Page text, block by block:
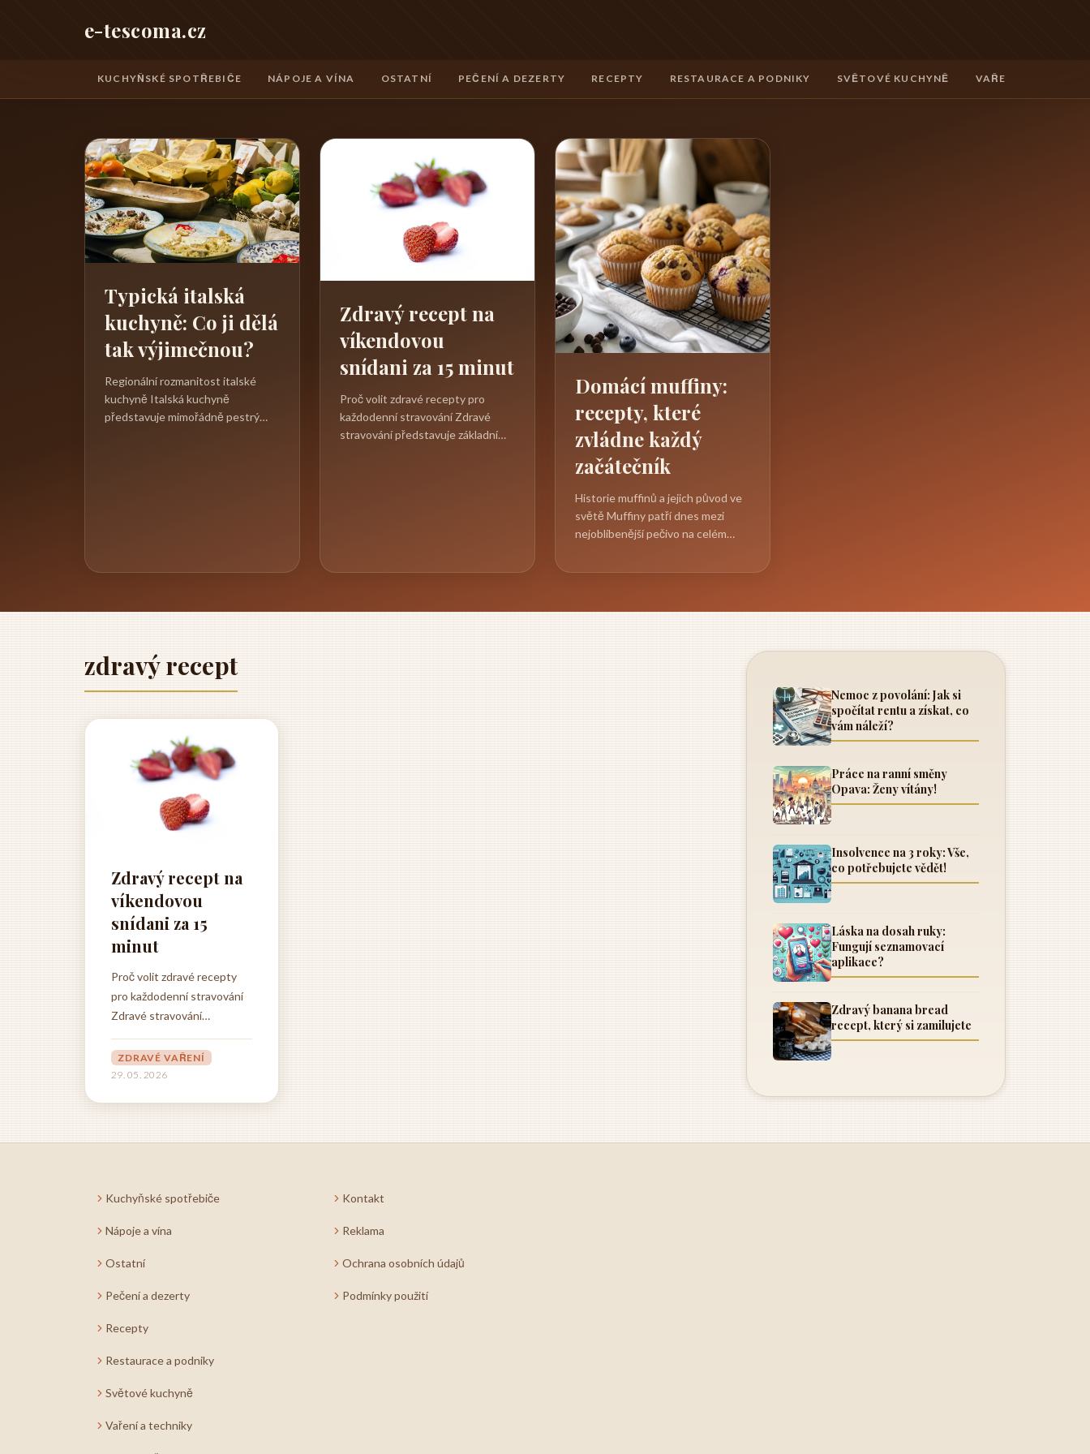
e-tescoma.cz
KUCHYŇSKÉ SPOTŘEBIČE NÁPOJE A VÍNA OSTATNÍ PEČENÍ A DEZERTY RECEPTY RESTAURACE A PODNIKY SVĚTOVÉ KUCHYNĚ VAŘENÍ A
Typická italská
kuchyně: Co ji dělá
tak výjimečnou?
Regionální rozmanitost italské
kuchyně Italská kuchyně
představuje mimořádně pestrý
Zdravý recept na
víkendovou
snídani za 15 minut
Proč volit zdravé recepty pro
každodenní stravování Zdravé
stravování představuje základní
Domácí muffiny:
recepty, které
zvládne každý
začátečník
Historie muffinů a jejich původ ve
světě Muffiny patří dnes mezi
nejoblíbenější pečivo na celém
zdravý recept
Zdravý recept na
víkendovou
snídani za 15
minut
Proč volit zdravé recepty
pro každodenní stravování
Zdravé stravování
kvalitního života a
každodenní volba správných
kdy jsme neustále
ZDRAVÉ VAŘENÍ
29. 05. 2026
Nemoc z povolání: Jak si
spočítat rentu a získat, co
vám náleží?
Práce na ranní směny
Opava: Ženy vítány!
Insolvence na 3 roky: Vše,
co potřebujete vědět!
Láska na dosah ruky:
Fungují seznamovací
aplikace?
Zdravý banana bread
recept, který si zamilujete
Kuchyňské spotřebiče
Nápoje a vína
Ostatní
Pečení a dezerty
Recepty
Restaurace a podniky
Světové kuchyně
Vaření a techniky
Kontakt
Reklama
Ochrana osobních údajů
Podmínky použití